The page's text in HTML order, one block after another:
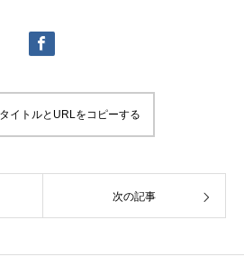
イトルとURLをコピーする
次の記事